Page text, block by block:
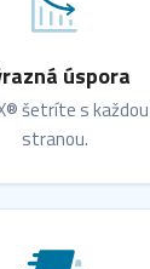
úspora
šetríte s
stranou.